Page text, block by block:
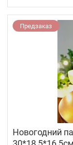
Предзаказ
Новогодний